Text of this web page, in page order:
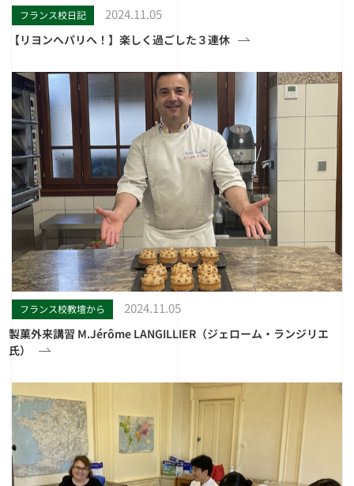
フランス校日記 2024.11.05
【リヨンへパリへ！】楽しく過ごした３連休
フランス校教壇から 2024.11.05
製菓外来講習 M.Jérôme LANGILLIER（ジェローム・ランジリエ
氏）